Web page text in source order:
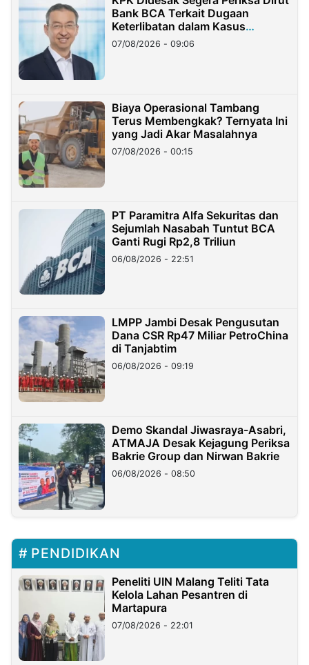
Bank BCA Terkait Dugaan
Keterlibatan dalam Kasus
Hilangnya Dana Nasabah Rp2,58
Miliar
07/08/2026 - 09:06
Biaya Operasional Tambang
Terus Membengkak? Ternyata Ini
yang Jadi Akar Masalahnya
07/08/2026 - 00:15
PT Paramitra Alfa Sekuritas dan
Sejumlah Nasabah Tuntut BCA
Ganti Rugi Rp2,8 Triliun
06/08/2026 - 22:51
LMPP Jambi Desak Pengusutan
Dana CSR Rp47 Miliar PetroChina
di Tanjabtim
06/08/2026 - 09:19
Demo Skandal Jiwasraya-Asabri,
ATMAJA Desak Kejagung Periksa
Bakrie Group dan Nirwan Bakrie
06/08/2026 - 08:50
PENDIDIKAN
Peneliti UIN Malang Teliti Tata
Kelola Lahan Pesantren di
Martapura
07/08/2026 - 22:01